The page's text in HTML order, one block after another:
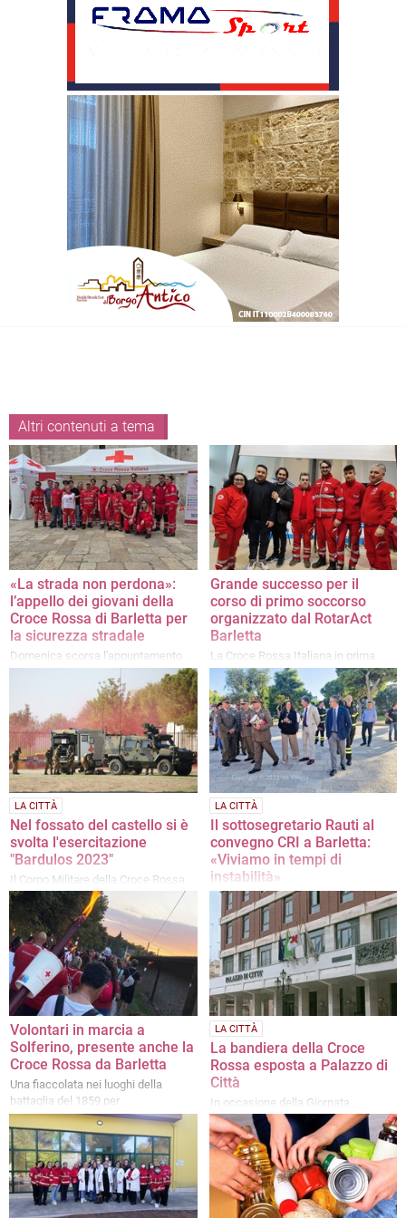
Altri contenuti a tema
«La strada non perdona»:
l’appello dei giovani della
Croce Rossa di Barletta per
la sicurezza stradale
Domenica scorsa l'appuntamento
con Sicurezza on the Road
Grande successo per il
corso di primo soccorso
organizzato dal RotarAct
Barletta
La Croce Rossa Italiana in prima
linea per insegnare le manovre
salvavita
LA CITTÀ
Nel fossato del castello si è
svolta l'esercitazione
"Bardulos 2023"
Il Corpo Militare della Croce Rossa
Italiana e l’Esercito testano le
procedure tattiche e di soccorso del
personale
LA CITTÀ
Il sottosegretario Rauti al
convegno CRI a Barletta:
«Viviamo in tempi di
instabilità»
Si sono avviate ieri le attività al
castello, nel programma anche una
esercitazione nel fossato con
l'Esercito
Volontari in marcia a
Solferino, presente anche la
Croce Rossa da Barletta
Una fiaccolata nei luoghi della
battaglia del 1859 per
commemorare la nascita
dell'associazione
LA CITTÀ
La bandiera della Croce
Rossa esposta a Palazzo di
Città
In occasione della Giornata
Mondiale della Croce Rossa e
Mezzaluna Rossa